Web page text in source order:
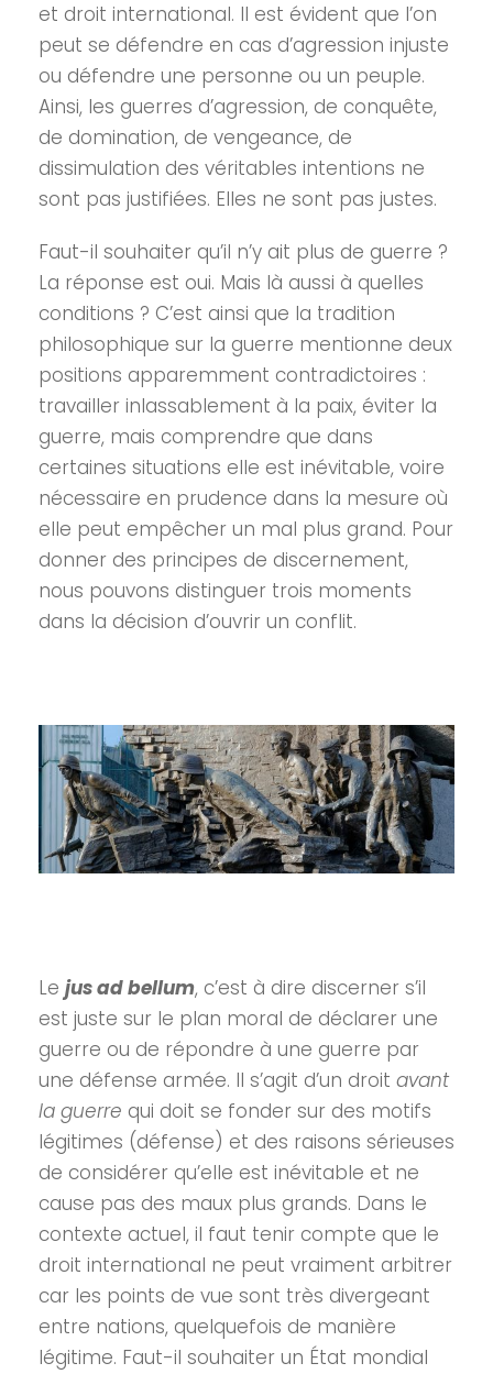
et droit international. Il est évident que l’on
peut se défendre en cas d’agression injuste
ou défendre une personne ou un peuple.
Ainsi, les guerres d’agression, de conquête,
de domination, de vengeance, de
dissimulation des véritables intentions ne
sont pas justifiées. Elles ne sont pas justes.
Faut-il souhaiter qu’il n’y ait plus de guerre ?
La réponse est oui. Mais là aussi à quelles
conditions ? C’est ainsi que la tradition
philosophique sur la guerre mentionne deux
positions apparemment contradictoires :
travailler inlassablement à la paix, éviter la
guerre, mais comprendre que dans
certaines situations elle est inévitable, voire
nécessaire en prudence dans la mesure où
elle peut empêcher un mal plus grand. Pour
donner des principes de discernement,
nous pouvons distinguer trois moments
dans la décision d’ouvrir un conflit.
Le jus ad bellum, c’est à dire discerner s’il
est juste sur le plan moral de déclarer une
guerre ou de répondre à une guerre par
une défense armée. Il s’agit d’un droit avant
la guerre qui doit se fonder sur des motifs
légitimes (défense) et des raisons sérieuses
de considérer qu’elle est inévitable et ne
cause pas des maux plus grands. Dans le
contexte actuel, il faut tenir compte que le
droit international ne peut vraiment arbitrer
car les points de vue sont très divergeant
entre nations, quelquefois de manière
légitime. Faut-il souhaiter un État mondial